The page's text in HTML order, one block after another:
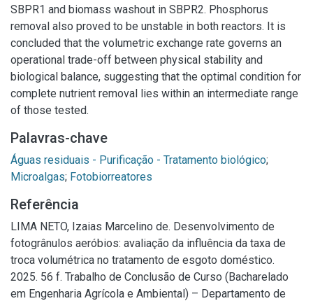
SBPR1 and biomass washout in SBPR2. Phosphorus
removal also proved to be unstable in both reactors. It is
concluded that the volumetric exchange rate governs an
operational trade-off between physical stability and
biological balance, suggesting that the optimal condition for
complete nutrient removal lies within an intermediate range
of those tested.
Palavras-chave
Águas residuais - Purificação - Tratamento biológico;
Microalgas; Fotobiorreatores
Referência
LIMA NETO, Izaias Marcelino de. Desenvolvimento de
fotogrânulos aeróbios: avaliação da influência da taxa de
troca volumétrica no tratamento de esgoto doméstico.
2025. 56 f. Trabalho de Conclusão de Curso (Bacharelado
em Engenharia Agrícola e Ambiental) – Departamento de